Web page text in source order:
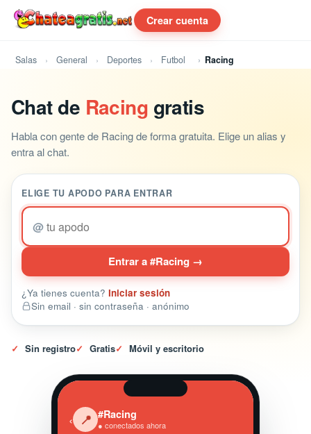
Crear cuenta
Salas General Deportes Futbol Racing
Chat de Racing gratis
Habla con gente de Racing de forma gratuita. Elige un alias y
entra al chat.
ELIGE TU APODO PARA ENTRAR
@
Entrar a #Racing →
¿Ya tienes cuenta? Iniciar sesión
Sin email · sin contraseña · anónimo
✓ Sin registro✓ Gratis✓ Móvil y escritorio
‹ 📍 #Racing
● conectados ahora